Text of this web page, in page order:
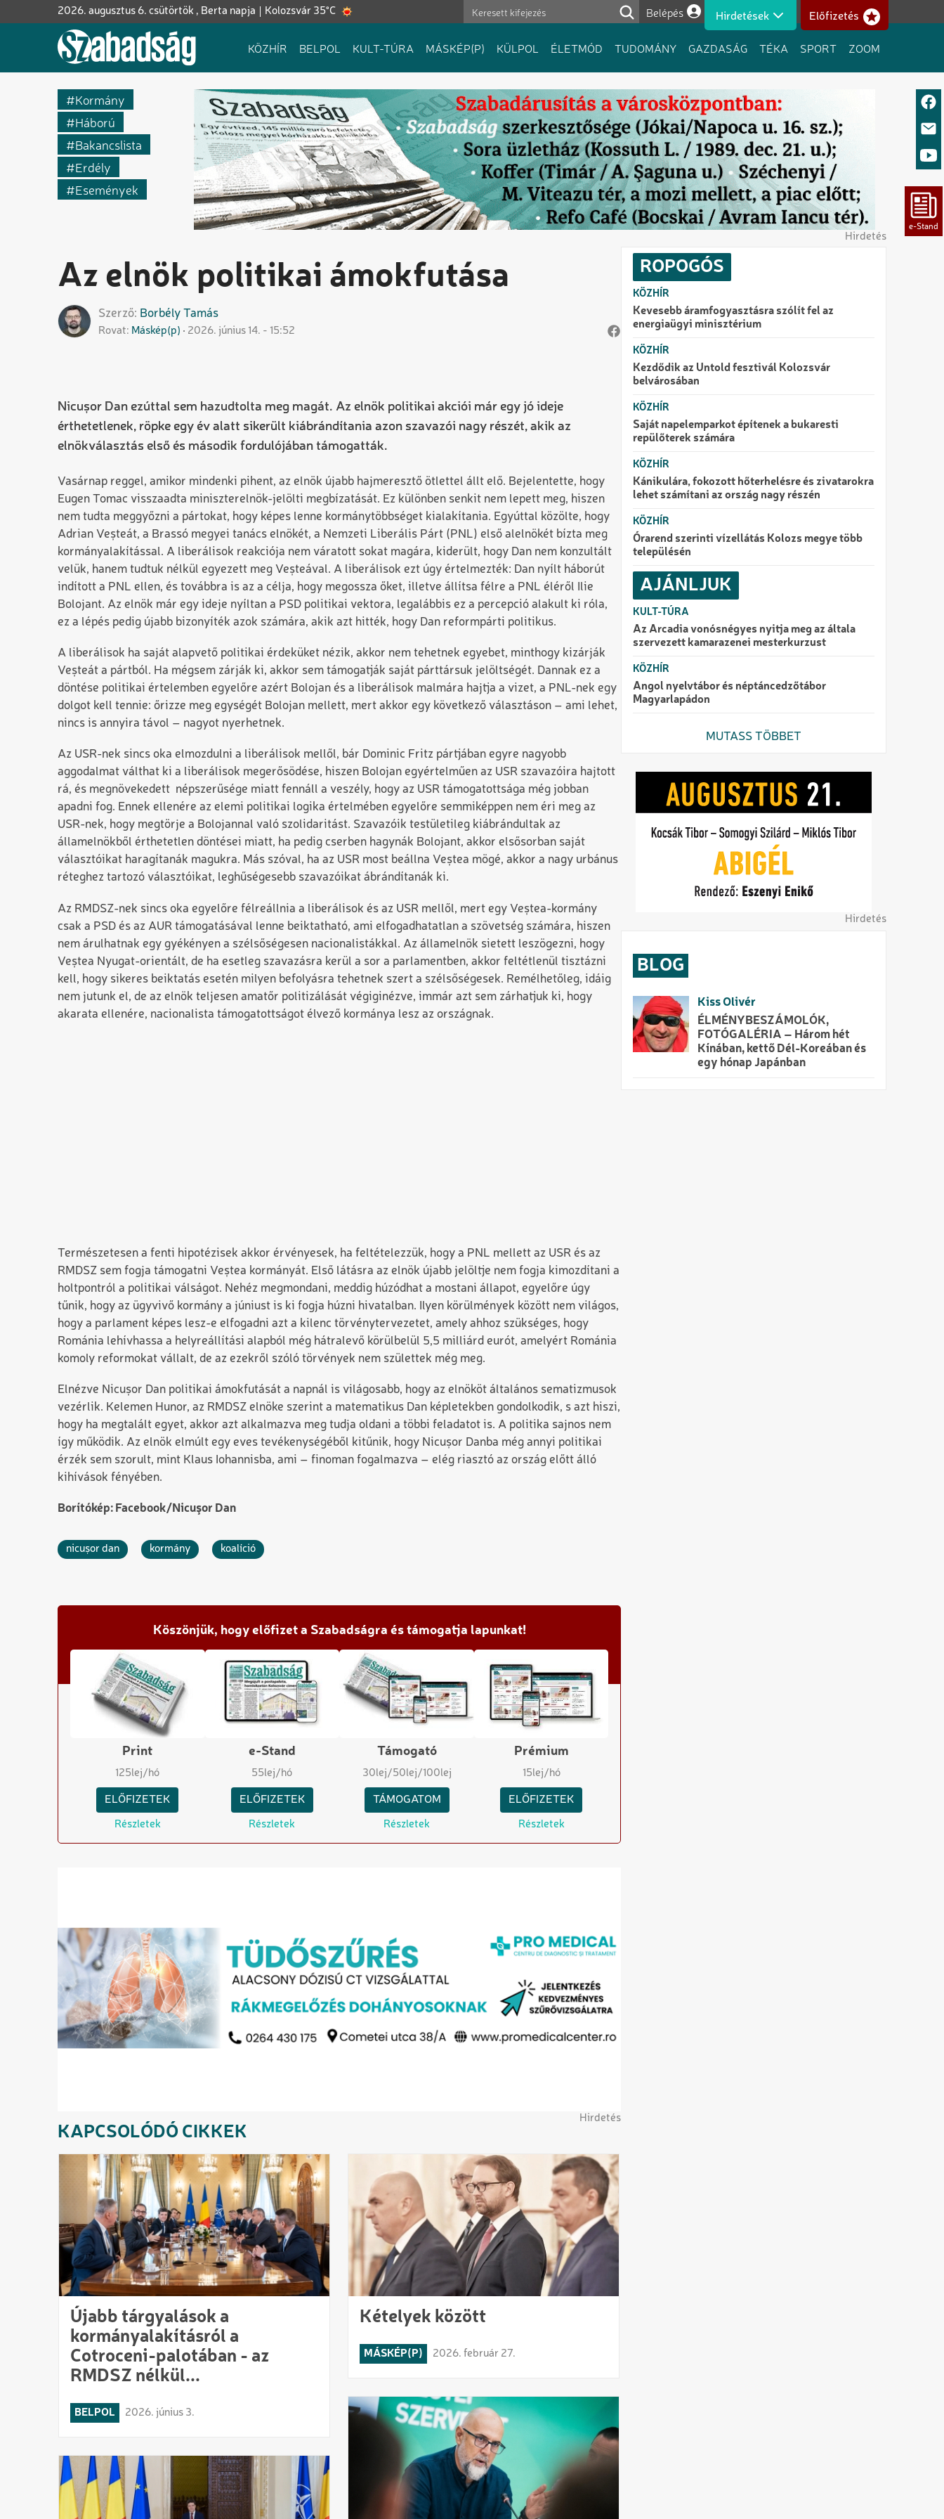
a
Kolozsvár 35°C
2026. augusztus 6. csütörtök , Berta napja
Felhasználói fiók menüje
Belépés Hirdetések Előfizetés
Fő
KÖZHÍR BELPOL KULT-TÚRA MÁSKÉP(P) KÜLPOL ÉLETMÓD TUDOMÁNY GAZDASÁG TÉKA SPORT ZOOM
Kormány
Háború
Bakancslista
Erdély
Események
Hirdetés
Az elnök politikai ámokfutása
Szerző Borbély Tamás
Rovat Máskép(p) 2026. június 14. - 15:52
Nicușor Dan ezúttal sem hazudtolta meg magát. Az elnök politikai akciói már egy jó ideje
érthetetlenek, röpke egy év alatt sikerült kiábrándítania azon szavazói nagy részét, akik az
elnökválasztás első és második fordulójában támogatták.
Vasárnap reggel, amikor mindenki pihent, az elnök újabb hajmeresztő ötlettel állt elő. Bejelentette, hogy
Eugen Tomac visszaadta miniszterelnök-jelölti megbízatását. Ez különben senkit nem lepett meg, hiszen
nem tudta meggyőzni a pártokat, hogy képes lenne kormánytöbbséget kialakítania. Egyúttal közölte, hogy
Adrian Veșteát, a Brassó megyei tanács elnökét, a Nemzeti Liberális Párt (PNL) első alelnökét bízta meg
kormányalakítással. A liberálisok reakciója nem váratott sokat magára, kiderült, hogy Dan nem konzultált
velük, hanem tudtuk nélkül egyezett meg Veșteával. A liberálisok ezt úgy értelmezték: Dan nyílt háborút
indított a PNL ellen, és továbbra is az a célja, hogy megossza őket, illetve állítsa félre a PNL éléről Ilie
Bolojant. Az elnök már egy ideje nyíltan a PSD politikai vektora, legalábbis ez a percepció alakult ki róla,
ez a lépés pedig újabb bizonyíték azok számára, akik azt hitték, hogy Dan reformpárti politikus.
A liberálisok ha saját alapvető politikai érdeküket nézik, akkor nem tehetnek egyebet, minthogy kizárják
Veșteát a pártból. Ha mégsem zárják ki, akkor sem támogatják saját párttársuk jelöltségét. Dannak ez a
döntése politikai értelemben egyelőre azért Bolojan és a liberálisok malmára hajtja a vizet, a PNL-nek egy
dolgot kell tennie: őrizze meg egységét Bolojan mellett, mert akkor egy következő választáson – ami lehet,
nincs is annyira távol – nagyot nyerhetnek.
Az USR-nek sincs oka elmozdulni a liberálisok mellől, bár Dominic Fritz pártjában egyre nagyobb
aggodalmat válthat ki a liberálisok megerősödése, hiszen Bolojan egyértelműen az USR szavazóira hajtott
rá, és megnövekedett népszerűsége miatt fennáll a veszély, hogy az USR támogatottsága még jobban
apadni fog. Ennek ellenére az elemi politikai logika értelmében egyelőre semmiképpen nem éri meg az
USR-nek, hogy megtörje a Bolojannal való szolidaritást. Szavazóik testületileg kiábrándultak az
államelnökből érthetetlen döntései miatt, ha pedig cserben hagynák Bolojant, akkor elsősorban saját
választóikat haragítanák magukra. Más szóval, ha az USR most beállna Veștea mögé, akkor a nagy urbánus
réteghez tartozó választóikat, leghűségesebb szavazóikat ábrándítanák ki.
Az RMDSZ-nek sincs oka egyelőre félreállnia a liberálisok és az USR mellől, mert egy Veștea-kormány
csak a PSD és az AUR támogatásával lenne beiktatható, ami elfogadhatatlan a szövetség számára, hiszen
nem árulhatnak egy gyékényen a szélsőségesen nacionalistákkal. Az államelnök sietett leszögezni, hogy
Veștea Nyugat-orientált, de ha esetleg szavazásra kerül a sor a parlamentben, akkor feltétlenül tisztázni
kell, hogy sikeres beiktatás esetén milyen befolyásra tehetnek szert a szélsőségesek. Remélhetőleg, idáig
nem jutunk el, de az elnök teljesen amatőr politizálását végiginézve, immár azt sem zárhatjuk ki, hogy
akarata ellenére, nacionalista támogatottságot élvező kormánya lesz az országnak.
Természetesen a fenti hipotézisek akkor érvényesek, ha feltételezzük, hogy a PNL mellett az USR és az
RMDSZ sem fogja támogatni Veștea kormányát. Első látásra az elnök újabb jelöltje nem fogja kimozdítani a
holtpontról a politikai válságot. Nehéz megmondani, meddig húzódhat a mostani állapot, egyelőre úgy
tűnik, hogy az ügyvivő kormány a júniust is ki fogja húzni hivatalban. Ilyen körülmények között nem világos,
hogy a parlament képes lesz-e elfogadni azt a kilenc törvénytervezetet, amely ahhoz szükséges, hogy
Románia lehívhassa a helyreállítási alapból még hátralevő körülbelül 5,5 milliárd eurót, amelyért Románia
komoly reformokat vállalt, de az ezekről szóló törvények nem születtek még meg.
Elnézve Nicușor Dan politikai ámokfutását a napnál is világosabb, hogy az elnököt általános sematizmusok
vezérlik. Kelemen Hunor, az RMDSZ elnöke szerint a matematikus Dan képletekben gondolkodik, s azt hiszi,
hogy ha megtalált egyet, akkor azt alkalmazva meg tudja oldani a többi feladatot is. A politika sajnos nem
így működik. Az elnök elmúlt egy eves tevékenységéből kitűnik, hogy Nicușor Danba még annyi politikai
érzék sem szorult, mint Klaus Iohannisba, ami – finoman fogalmazva – elég riasztó az ország előtt álló
kihívások fényében.
Borítókép: Facebook/Nicuşor Dan
nicușor dan kormány koalíció
Köszönjük, hogy előfizet a Szabadságra és támogatja lapunkat!
Print
125lej/hó
ELŐFIZETEK
Részletek
e-Stand
55lej/hó
ELŐFIZETEK
Részletek
Támogató
30lej/50lej/100lej
TÁMOGATOM
Részletek
Prémium
15lej/hó
ELŐFIZETEK
Részletek
Hirdetés
KAPCSOLÓDÓ CIKKEK
Újabb tárgyalások a
kormányalakításról a
Cotroceni-palotában - az
RMDSZ nélkül...
BELPOL 2026. június 3.
Kételyek között
MÁSKÉP(P) 2026. február 27.
ROPOGÓS
KÖZHÍR
Kevesebb áramfogyasztásra szólít fel az
energiaügyi minisztérium
KÖZHÍR
Kezdődik az Untold fesztivál Kolozsvár
belvárosában
KÖZHÍR
Saját napelemparkot építenek a bukaresti
repülőterek számára
KÖZHÍR
Kánikulára, fokozott hőterhelésre és zivatarokra
lehet számítani az ország nagy részén
KÖZHÍR
Órarend szerinti vízellátás Kolozs megye több
településén
AJÁNLJUK
KULT-TÚRA
Az Arcadia vonósnégyes nyitja meg az általa
szervezett kamarazenei mesterkurzust
KÖZHÍR
Angol nyelvtábor és néptáncedzőtábor
Magyarlapádon
MUTASS TÖBBET
Hirdetés
BLOG
Kiss Olivér
ÉLMÉNYBESZÁMOLÓK,
FOTÓGALÉRIA – Három hét
Kínában, kettő Dél-Koreában és
egy hónap Japánban